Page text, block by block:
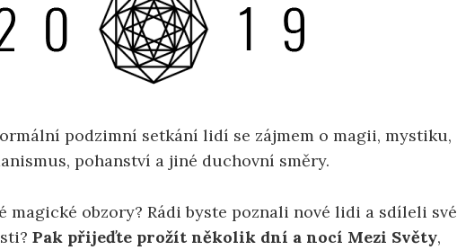
podzimní setkání lidí se zájmem o magii, mystiku,
pohanství a jiné duchovní směry.
magické obzory? Rádi byste poznali nové lidi a sdíleli své
Pak přijeďte prožít několik dní a nocí Mezi Světy,